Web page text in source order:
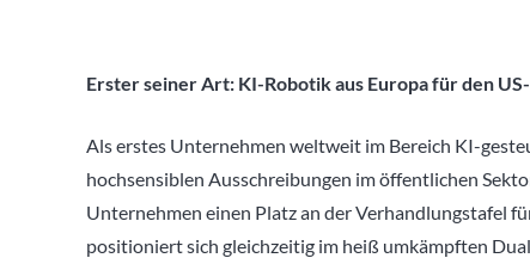
Erster seiner Art: KI-Robotik aus Europa für den
Als erstes Unternehmen weltweit im Bereich KI-
hochsensiblen Ausschreibungen im öffentlichen
Unternehmen einen Platz an der Verhandlungstafel
positioniert sich gleichzeitig im heiß umkämpften